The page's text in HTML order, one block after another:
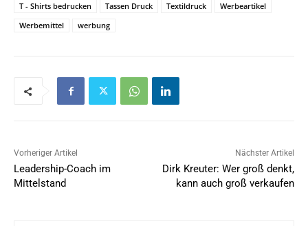
T - Shirts bedrucken
Tassen Druck Textildruck
Werbeartikel
Werbemittel
werbung
Vorheriger Artikel
Leadership-Coach im
Mittelstand
Nächster Artikel
Dirk Kreuter: Wer groß denkt,
kann auch groß verkaufen